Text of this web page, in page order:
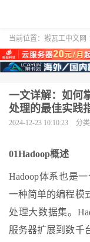
当前位置： 搬瓦工中文网
一文详解：如何
处理的最佳实践
2024-12-23 10:10:23 分类
01Hadoop概述
Hadoop体系也是
一种简单的编程模
处理大数据集。
服务器扩展到数千